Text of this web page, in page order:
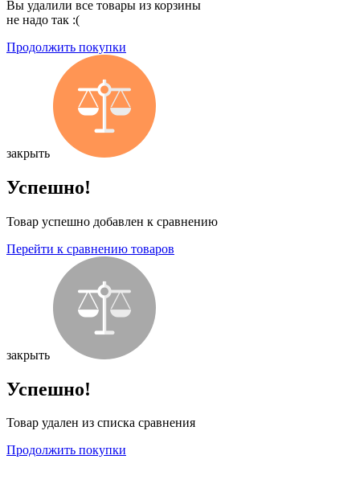
Вы удалили все товары из корзины
не надо так :(
Продолжить покупки
закрыть
Успешно!
Товар успешно добавлен к сравнению
Перейти к сравнению товаров
закрыть
Успешно!
Товар удален из списка сравнения
Продолжить покупки